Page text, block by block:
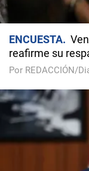
ENCUESTA
reafirme su
Por REDACCIÓN/